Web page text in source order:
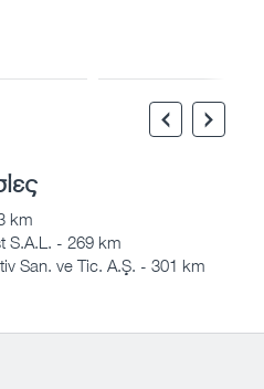
km
S.A.L. - 269 km
San. ve Tic. A.Ş. - 301 km